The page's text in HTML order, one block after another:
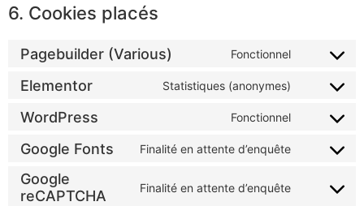
6. Cookies placés
Pagebuilder (Various) Fonctionnel
Elementor Statistiques (anonymes)
WordPress Fonctionnel
Google Fonts Finalité en attente d’enquête
Google
reCAPTCHA
Finalité en attente d’enquête